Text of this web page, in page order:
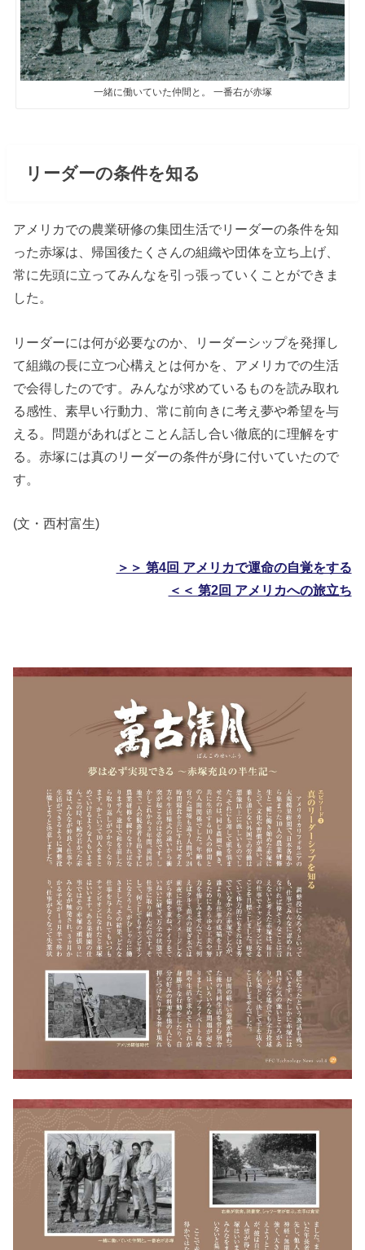
一緒に働いていた仲間と。 一番右が赤塚
リーダーの条件を知る
アメリカでの農業研修の集団生活でリーダーの条件を知
った赤塚は、帰国後たくさんの組織や団体を立ち上げ、
常に先頭に立ってみんなを引っ張っていくことができま
した。
リーダーには何が必要なのか、リーダーシップを発揮し
て組織の長に立つ心構えとは何かを、アメリカでの生活
で会得したのです。みんなが求めているものを読み取れ
る感性、素早い行動力、常に前向きに考え夢や希望を与
える。問題があればとことん話し合い徹底的に理解をす
る。赤塚には真のリーダーの条件が身に付いていたので
す。
(文・西村富生)
＞＞ 第4回 アメリカで運命の自覚をする
＜＜ 第2回 アメリカへの旅立ち